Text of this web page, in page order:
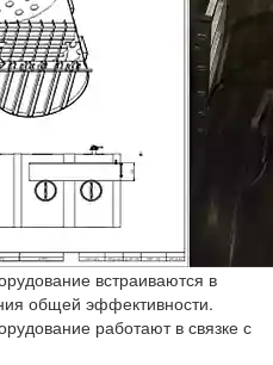
встраиваются в
общей эффективности.
работают в связке с